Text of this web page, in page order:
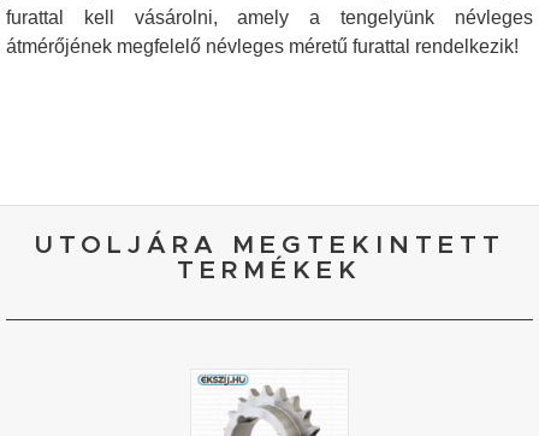
furattal kell vásárolni, amely a tengelyünk névleges
átmérőjének megfelelő névleges méretű furattal rendelkezik!
UTOLJÁRA MEGTEKINTETT
TERMÉKEK